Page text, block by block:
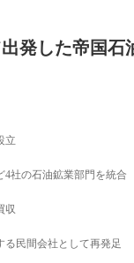
発した帝国石
立
4社の石油鉱業部門を統合
収
る民間会社として再発足